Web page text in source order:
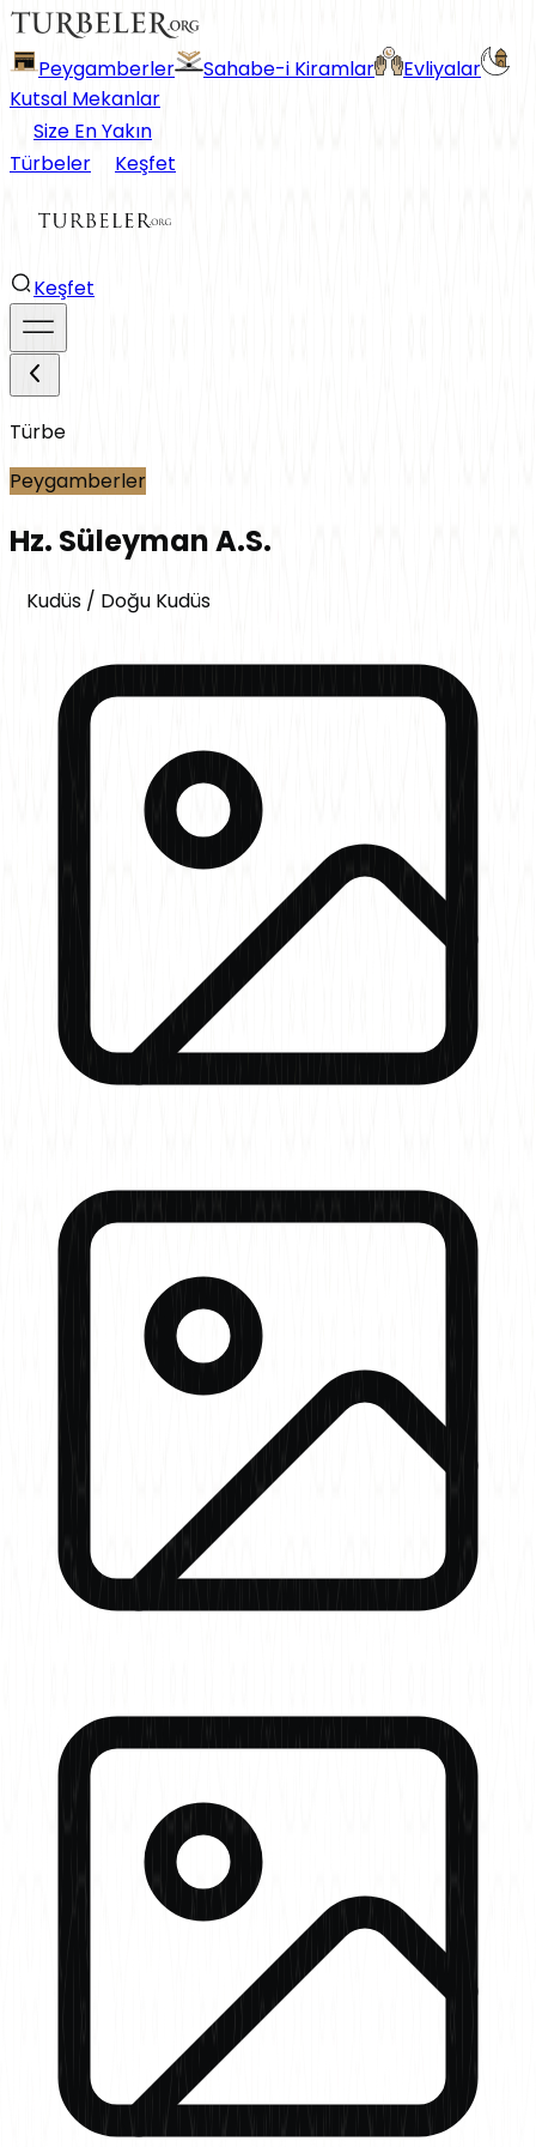
Peygamberler Sahabe-i Kiramlar
Evliyalar
Kutsal Mekanlar
Size En Yakın
Türbeler
Keşfet
Keşfet
Türbe
Peygamberler
Hz. Süleyman A.S.
Kudüs / Doğu Kudüs